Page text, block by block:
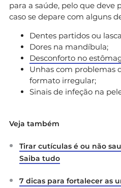
para a saúde, pelo que deve
caso se depare com alguns
Dentes partidos ou
Dores na mandíbula;
Desconforto no
Unhas com problemas
formato irregular;
Sinais de infeção na
Veja também
Tirar cutículas é ou não
Saiba tudo
7 dicas para fortalecer as